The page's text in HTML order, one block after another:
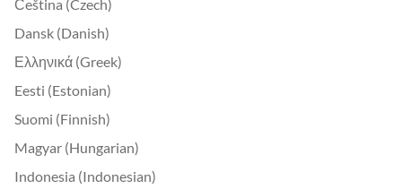
Čeština (Czech)
Dansk (Danish)
Ελληνικά (Greek)
Eesti (Estonian)
Suomi (Finnish)
Magyar (Hungarian)
Indonesia (Indonesian)